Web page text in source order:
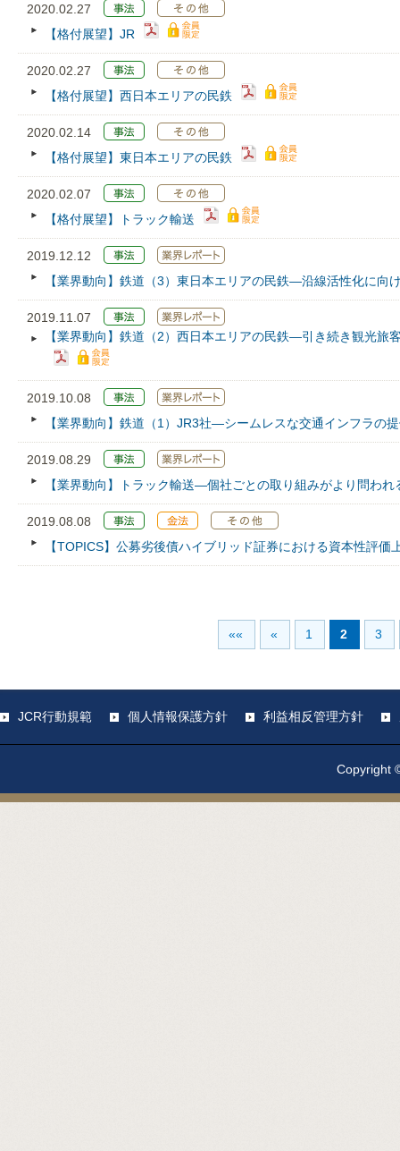
2020.02.27
【格付展望】JR
2020.02.27
【格付展望】西日本エリアの民鉄
2020.02.14
【格付展望】東日本エリアの民鉄
2020.02.07
【格付展望】トラック輸送
2019.12.12
【業界動向】鉄道（3）東日本エリアの民鉄―沿線活性化に向
2019.11.07
【業界動向】鉄道（2）西日本エリアの民鉄―引き続き観光
2019.10.08
【業界動向】鉄道（1）JR3社―シームレスな交通インフラの
2019.08.29
【業界動向】トラック輸送―個社ごとの取り組みがより問わ
2019.08.08
【TOPICS】公募劣後債ハイブリッド証券における資本性評価
«« « 1 2 3
JCR行動規範 個人情報保護方針 利益相反管理方針
Copyright